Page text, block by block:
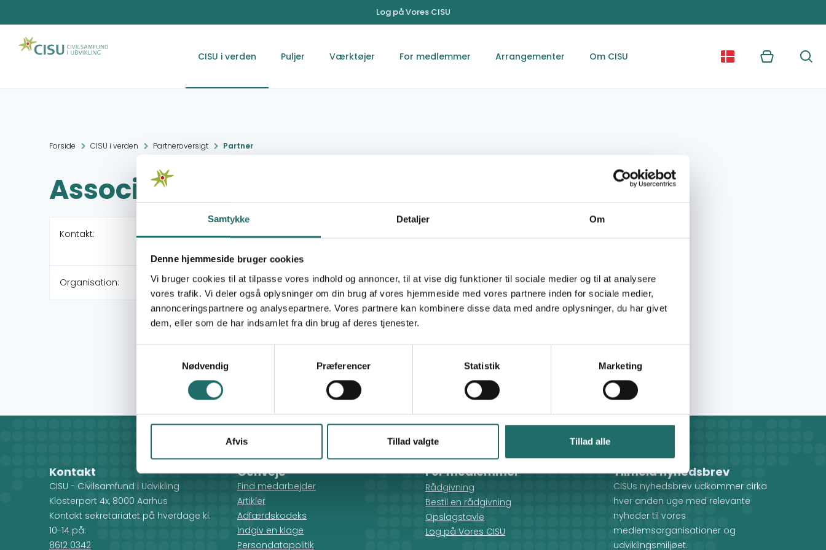
Samtykke Detaljer Om
Denne hjemmeside bruger cookies
Vi bruger cookies til at tilpasse vores indhold og annoncer, til at vise dig funktioner til sociale medier og til at analysere
vores trafik. Vi deler også oplysninger om din brug af vores hjemmeside med vores partnere inden for sociale medier,
annonceringspartnere og analysepartnere. Vores partnere kan kombinere disse data med andre oplysninger, du har givet
dem, eller som de har indsamlet fra din brug af deres tjenester.
Nødvendig
Præferencer Statistik Marketing
Afvis Tillad valgte Tillad alle
Log på Vores CISU
CISU i verden Puljer Værktøjer For medlemmer Arrangementer Om CISU Kurv Søg
Forside CISU i verden Partneroversigt Partner
Association TARTIT
Kontakt:
Dori
Organisation: Venskabsforeningen Danmark-Burkina Faso
Kontakt
CISU - Civilsamfund i Udvikling
Klosterport 4x, 8000 Aarhus
Kontakt sekretariatet på hverdage kl.
10-14 på:
8612 0342
Genveje
Find medarbejder
Artikler
Adfærdskodeks
Indgiv en klage
Persondatapolitik
For medlemmer
Rådgivning
Bestil en rådgivning
Opslagstavle
Log på Vores CISU
Tilmeld nyhedsbrev
CISUs nyhedsbrev udkommer cirka
hver anden uge med relevante
nyheder til vores
medlemsorganisationer og
udviklingsmiljøet.